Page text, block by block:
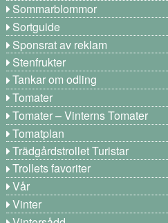
Sommarblommor
Sortguide
Sponsrat av reklam
Stenfrukter
Tankar om odling
Tomater
Tomater – Vinterns Tomater
Tomatplan
Trädgårdstrollet Turistar
Trollets favoriter
Vår
Vinter